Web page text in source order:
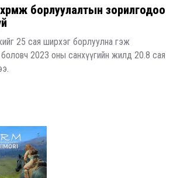
борлуулалтын зорилгодоо
25 сая ширхэг борлуулна гэж
2023 оны санхүүгийн жилд 20.8 сая